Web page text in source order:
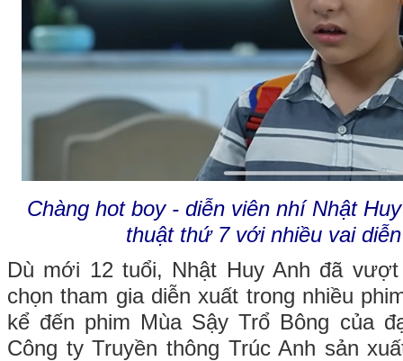
Chàng hot boy - diễn viên nhí Nhật
thuật thứ 7 với nhiều vai
Dù mới 12 tuổi, Nhật Huy Anh đã
chọn tham gia diễn xuất trong nhiều
kể đến phim Mùa Sậy Trổ Bông của
Công ty Truyền thông Trúc Anh sản